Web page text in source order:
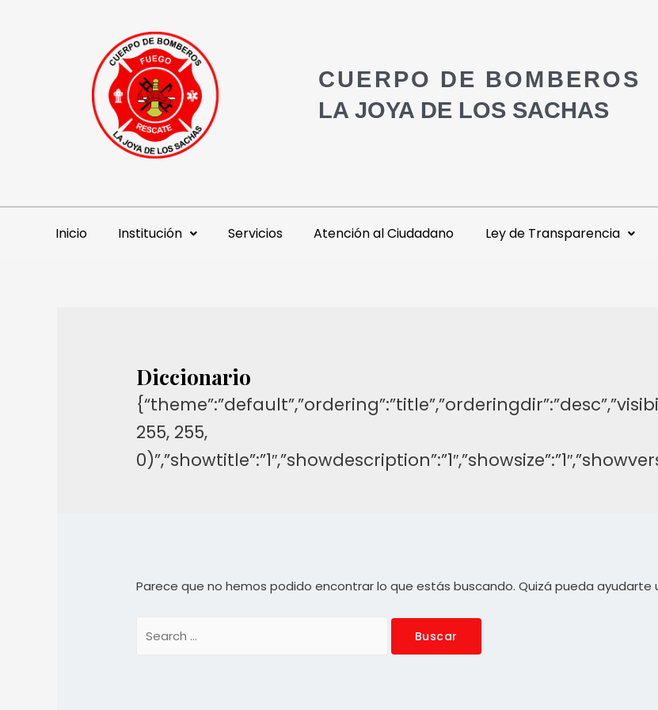
CUERPO DE BOMBEROS
LA JOYA DE LOS SACHAS
Inicio Institución Servicios Atención al Ciudadano Ley de Transparencia
Diccionario
255, 255,
Parece que no hemos podido encontrar lo que estás buscando. Quizá pueda ayudarte